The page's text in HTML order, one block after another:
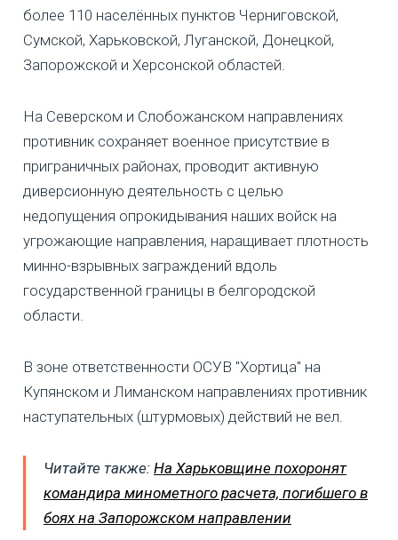
более 110 населённых пунктов Черниговской,
Сумской, Харьковской, Луганской, Донецкой,
Запорожской и Херсонской областей.
На Северском и Слобожанском направлениях
противник сохраняет военное присутствие в
приграничных районах, проводит активную
диверсионную деятельность с целью
недопущения опрокидывания наших войск на
угрожающие направления, наращивает плотность
минно-взрывных заграждений вдоль
государственной границы в белгородской
области.
В зоне ответственности ОСУВ "Хортица" на
Купянском и Лиманском направлениях противник
наступательных (штурмовых) действий не вел.
Читайте также: На Харьковщине похоронят
командира минометного расчета, погибшего в
боях на Запорожском направлении